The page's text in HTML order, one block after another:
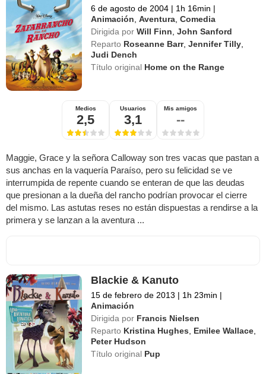
6 de agosto de 2004 | 1h 16min |
Animación ,Aventura ,Comedia
Dirigida por Will Finn ,John Sanford
Reparto Roseanne Barr,Jennifer Tilly
Judi Dench
Título original Home on the Range
Medios
2,5
Usuarios
3,1
Mis amigos
--
Maggie, Grace y la señora Calloway son tres vacas que pastan a
sus anchas en la vaquería Paraíso, pero su felicidad se ve
interrumpida de repente cuando se enteran de que las deudas
que presionan a la dueña del rancho podrían provocar el cierre
del mismo. Las astutas reses no están dispuestas a rendirse a la
primera y se lanzan a la aventura ...
Blackie & Kanuto
15 de febrero de 2013 | 1h 23min |
Animación
Dirigida por Francis Nielsen
Reparto Kristina Hughes Emilee Wallace
Peter Hudson
Título original Pup